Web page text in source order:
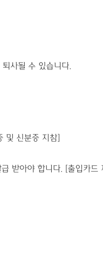
사될 수 있습니다.
및 신분증 지참]
받아야 합니다. [출입카드